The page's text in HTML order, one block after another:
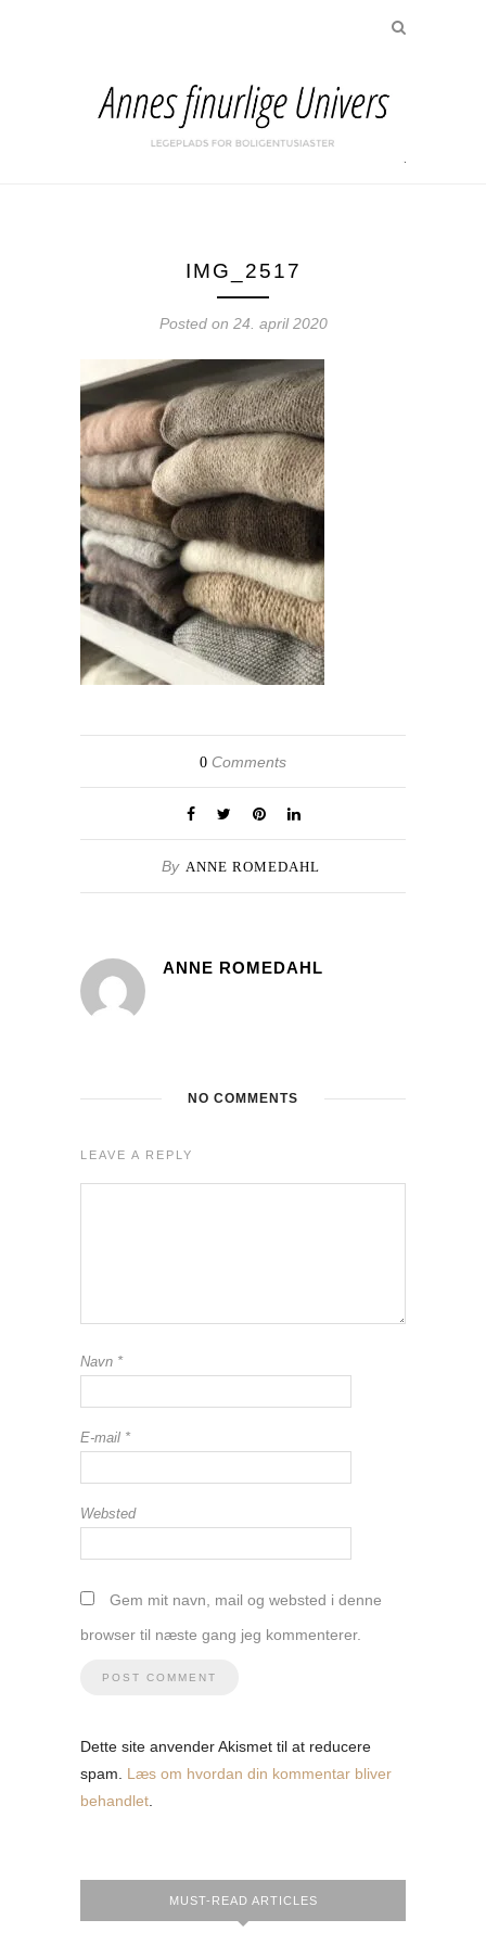
IMG_2517
Posted on 24. april 2020
0 Comments
By ANNE ROMEDAHL
ANNE ROMEDAHL
NO COMMENTS
LEAVE A REPLY
Navn *
E-mail *
Websted
Gem mit navn, mail og websted i denne
browser til næste gang jeg kommenterer.
Dette site anvender Akismet til at reducere
spam. Læs om hvordan din kommentar bliver
behandlet
MUST-READ ARTICLES